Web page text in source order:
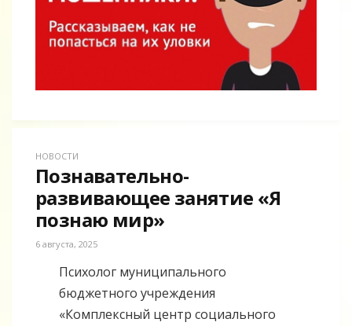
НОВОСТИ
Познавательно-
развивающее занятие «Я
познаю мир»
6 августа, 2025
Психолог муниципального
бюджетного учреждения
«Комплексный центр социального